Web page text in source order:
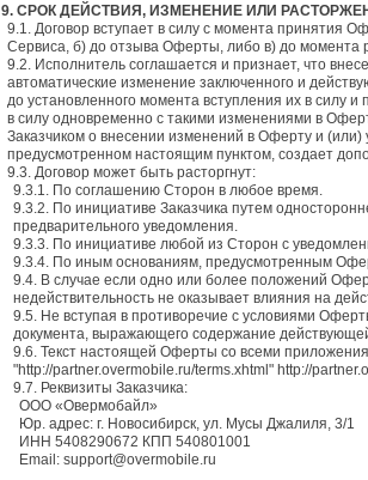
9. СРОК ДЕЙСТВИЯ, ИЗМЕНЕНИЕ ИЛИ
9.1. Договор вступает в силу с момента принятия
Сервиса, б) до отзыва Оферты, либо в) до момента
9.2. Исполнитель соглашается и признает, что
автоматические изменение заключенного и
до установленного момента вступления их в силу
в силу одновременно с такими изменениями в
Заказчиком о внесении изменений в Оферту и
предусмотренном настоящим пунктом, создает
9.3. Договор может быть расторгнут:
9.3.1. По соглашению Сторон в любое время.
9.3.2. По инициативе Заказчика путем
предварительного уведомления.
9.3.3. По инициативе любой из Сторон с
9.3.4. По иным основаниям, предусмотренным
9.4. В случае если одно или более положений
недействительность не оказывает влияния на
9.5. Не вступая в противоречие с условиями
документа, выражающего содержание
9.6. Текст настоящей Оферты со всеми
"http://partner.overmobile.ru/terms.xhtml" http://
9.7. Реквизиты Заказчика:
ООО «Овермобайл»
Юр. адрес: г. Новосибирск, ул. Мусы Джалиля, 3/1
ИНН 5408290672 КПП 540801001
Email: support@overmobile.ru